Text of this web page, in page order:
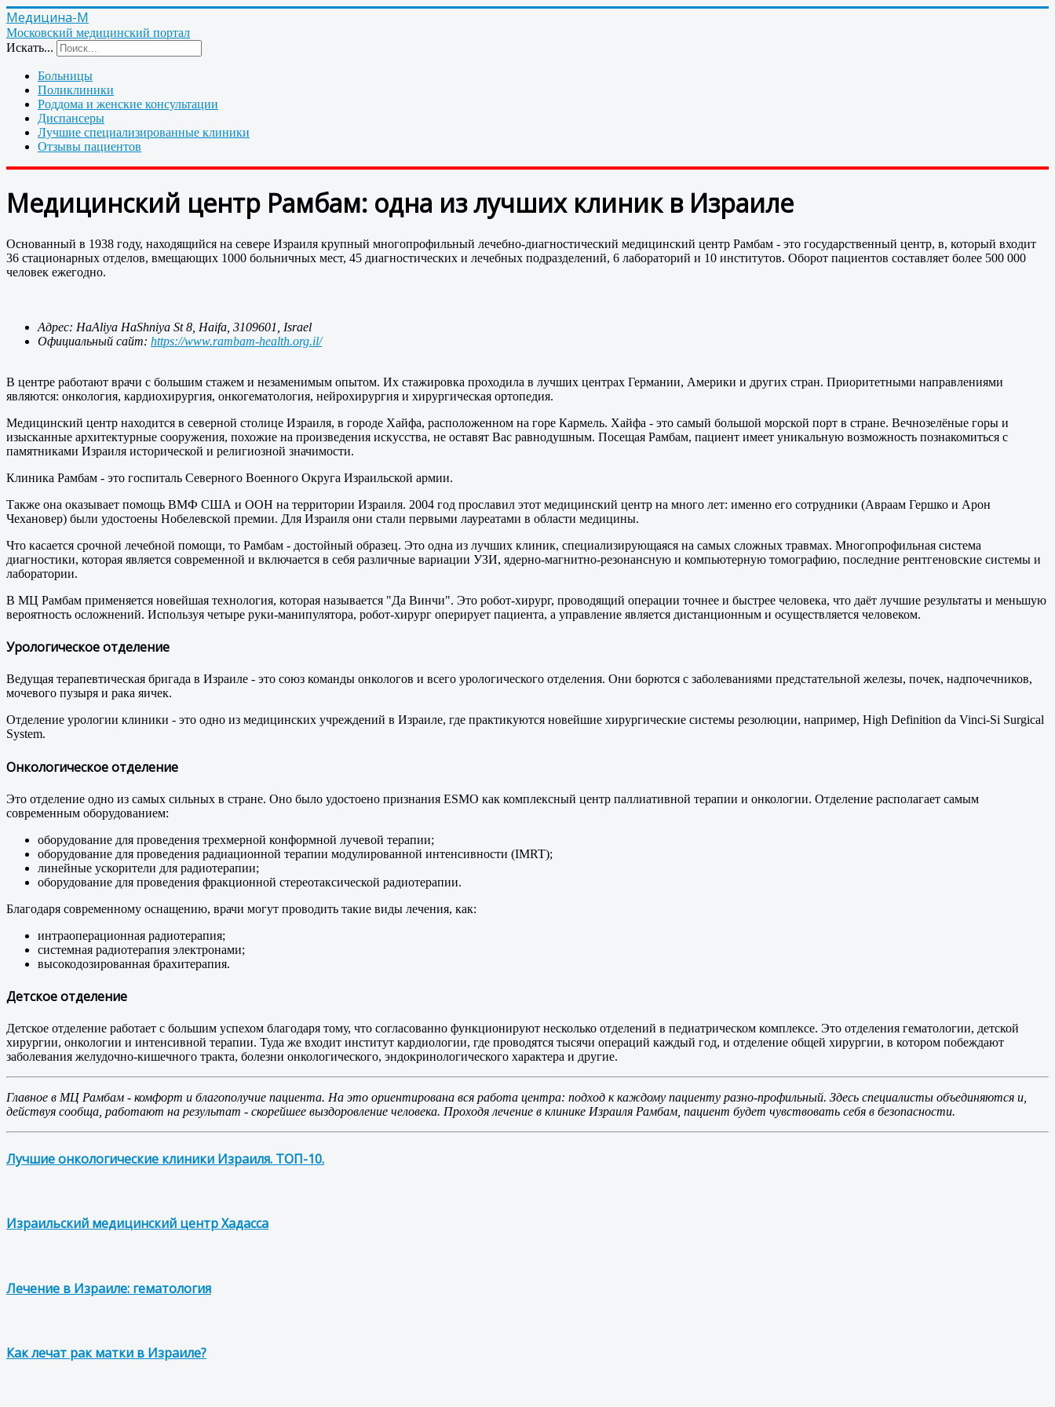
Медицина-М
Московский медицинский портал
Искать...
Больницы
Поликлиники
Роддома и женские консультации
Диспансеры
Лучшие специализированные клиники
Отзывы пациентов
Медицинский центр Рамбам: одна из лучших клиник в Израиле
Основанный в 1938 году, находящийся на севере Израиля крупный многопрофильный лечебно-диагностический медицинский центр Рамбам - это государственный центр, в, который входит
36 стационарных отделов, вмещающих 1000 больничных мест, 45 диагностических и лечебных подразделений, 6 лабораторий и 10 институтов. Оборот пациентов составляет более 500 000
человек ежегодно.
Адрес: HaAliya HaShniya St 8, Haifa, 3109601, Israel
Официальный сайт: https://www.rambam-health.org.il/
В центре работают врачи с большим стажем и незаменимым опытом. Их стажировка проходила в лучших центрах Германии, Америки и других стран. Приоритетными направлениями
являются: онкология, кардиохирургия, онкогематология, нейрохирургия и хирургическая ортопедия.
Медицинский центр находится в северной столице Израиля, в городе Хайфа, расположенном на горе Кармель. Хайфа - это самый большой морской порт в стране. Вечнозелёные горы и
изысканные архитектурные сооружения, похожие на произведения искусства, не оставят Вас равнодушным. Посещая Рамбам, пациент имеет уникальную возможность познакомиться с
памятниками Израиля исторической и религиозной значимости.
Клиника Рамбам - это госпиталь Северного Военного Округа Израильской армии.
Также она оказывает помощь ВМФ США и ООН на территории Израиля. 2004 год прославил этот медицинский центр на много лет: именно его сотрудники (Авраам Гершко и Арон
Чехановер) были удостоены Нобелевской премии. Для Израиля они стали первыми лауреатами в области медицины.
Что касается срочной лечебной помощи, то Рамбам - достойный образец. Это одна из лучших клиник, специализирующаяся на самых сложных травмах. Многопрофильная система
диагностики, которая является современной и включается в себя различные вариации УЗИ, ядерно-магнитно-резонансную и компьютерную томографию, последние рентгеновские системы и
лаборатории.
В МЦ Рамбам применяется новейшая технология, которая называется "Да Винчи". Это робот-хирург, проводящий операции точнее и быстрее человека, что даёт лучшие результаты и меньшую
вероятность осложнений. Используя четыре руки-манипулятора, робот-хирург оперирует пациента, а управление является дистанционным и осуществляется человеком.
Урологическое отделение
Ведущая терапевтическая бригада в Израиле - это союз команды онкологов и всего урологического отделения. Они борются с заболеваниями предстательной железы, почек, надпочечников,
мочевого пузыря и рака яичек.
Отделение урологии клиники - это одно из медицинских учреждений в Израиле, где практикуются новейшие хирургические системы резолюции, например, High Definition da Vinci-Si Surgical
System.
Онкологическое отделение
Это отделение одно из самых сильных в стране. Оно было удостоено признания ESMO как комплексный центр паллиативной терапии и онкологии. Отделение располагает самым
современным оборудованием:
оборудование для проведения трехмерной конформной лучевой терапии;
оборудование для проведения радиационной терапии модулированной интенсивности (IMRT);
линейные ускорители для радиотерапии;
оборудование для проведения фракционной стереотаксической радиотерапии.
Благодаря современному оснащению, врачи могут проводить такие виды лечения, как:
интраоперационная радиотерапия;
системная радиотерапия электронами;
высокодозированная брахитерапия.
Детское отделение
Детское отделение работает с большим успехом благодаря тому, что согласованно функционируют несколько отделений в педиатрическом комплексе. Это отделения гематологии, детской
хирургии, онкологии и интенсивной терапии. Туда же входит институт кардиологии, где проводятся тысячи операций каждый год, и отделение общей хирургии, в котором побеждают
заболевания желудочно-кишечного тракта, болезни онкологического, эндокринологического характера и другие.
Главное в МЦ Рамбам - комфорт и благополучие пациента. На это ориентирована вся работа центра: подход к каждому пациенту разно-профильный. Здесь специалисты объединяются и,
действуя сообща, работают на результат - скорейшее выздоровление человека. Проходя лечение в клинике Израиля Рамбам, пациент будет чувствовать себя в безопасности.
Лучшие онкологические клиники Израиля. ТОП-10.
Израильский медицинский центр Хадасса
Лечение в Израиле: гематология
Как лечат рак матки в Израиле?